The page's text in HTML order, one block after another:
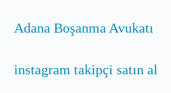
Adana Boşanma Avukatı
instagram takipçi satın al